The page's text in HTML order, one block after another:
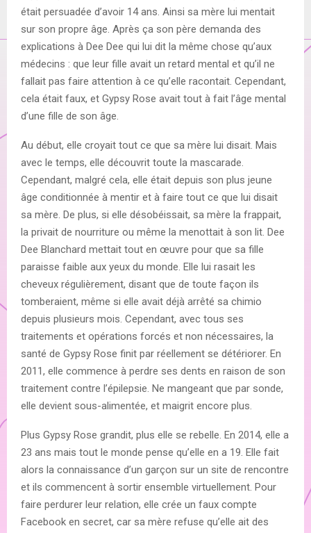
était persuadée d’avoir 14 ans. Ainsi sa mère lui mentait
sur son propre âge. Après ça son père demanda des
explications à Dee Dee qui lui dit la même chose qu’aux
médecins : que leur fille avait un retard mental et qu’il ne
fallait pas faire attention à ce qu’elle racontait. Cependant,
cela était faux, et Gypsy Rose avait tout à fait l’âge mental
d’une fille de son âge.
Au début, elle croyait tout ce que sa mère lui disait. Mais
avec le temps, elle découvrit toute la mascarade.
Cependant, malgré cela, elle était depuis son plus jeune
âge conditionnée à mentir et à faire tout ce que lui disait
sa mère. De plus, si elle désobéissait, sa mère la frappait,
la privait de nourriture ou même la menottait à son lit. Dee
Dee Blanchard mettait tout en œuvre pour que sa fille
paraisse faible aux yeux du monde. Elle lui rasait les
cheveux régulièrement, disant que de toute façon ils
tomberaient, même si elle avait déjà arrêté sa chimio
depuis plusieurs mois. Cependant, avec tous ses
traitements et opérations forcés et non nécessaires, la
santé de Gypsy Rose finit par réellement se détériorer. En
2011, elle commence à perdre ses dents en raison de son
traitement contre l’épilepsie. Ne mangeant que par sonde,
elle devient sous-alimentée, et maigrit encore plus.
Plus Gypsy Rose grandit, plus elle se rebelle. En 2014, elle a
23 ans mais tout le monde pense qu’elle en a 19. Elle fait
alors la connaissance d’un garçon sur un site de rencontre
et ils commencent à sortir ensemble virtuellement. Pour
faire perdurer leur relation, elle crée un faux compte
Facebook en secret, car sa mère refuse qu’elle ait des